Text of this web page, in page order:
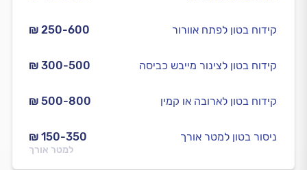
₪ 250-600 קידוח בטון לפתח אוורור
₪ 300-500 קידוח בטון לצינור מייבש כביסה
₪ 500-800 קידוח בטון לארובה או קמין
₪ 150-350
למטר אורך
ניסור בטון למטר אורך